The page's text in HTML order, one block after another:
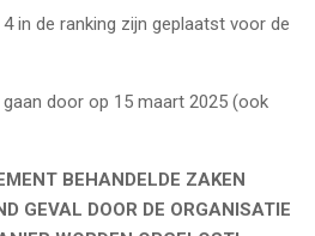
in de ranking zijn geplaatst voor de
door op 15 maart 2025 (ook
BEHANDELDE ZAKEN
GEVAL DOOR DE ORGANISATIE